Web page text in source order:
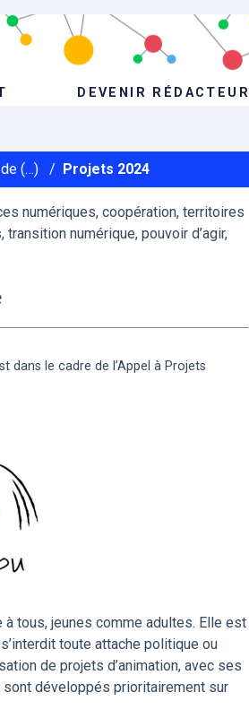
DEVENIR RÉDACTEUR
(…) / Projets 2024
numériques, coopération, territoires
numérique, pouvoir d’agir,
dans le cadre de l’Appel à Projets
à tous, jeunes comme adultes. Elle est
toute attache politique ou
de projets d’animation, avec ses
développés prioritairement sur